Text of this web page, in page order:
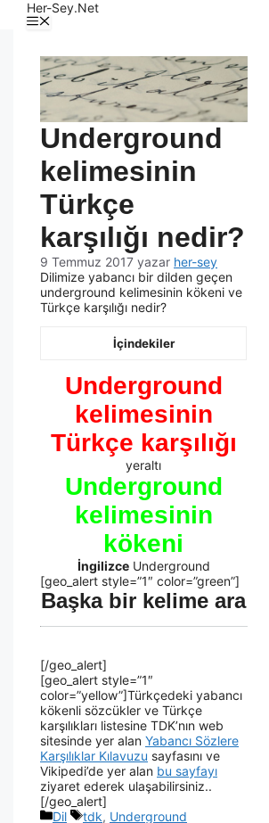
Her-Sey.Net
Underground
kelimesinin
Türkçe
karşılığı nedir?
9 Temmuz 2017 yazar her-sey
Dilimize yabancı bir dilden geçen
underground kelimesinin kökeni ve
Türkçe karşılığı nedir?
İçindekiler
Underground
kelimesinin
Türkçe karşılığı
yeraltı
Underground
kelimesinin
kökeni
İngilizceUnderground
[geo_alert style=”1″ color=”green”]
Başka bir kelime ara
[/geo_alert]
[geo_alert style=”1″
color=”yellow”]Türkçedeki yabancı
kökenli sözcükler ve Türkçe
karşılıkları listesine TDK’nın web
sitesinde yer alan Yabancı Sözlere
Karşılıklar Kılavuzu sayfasını ve
Vikipedi’de yer alan bu sayfayı
ziyaret ederek ulaşabilirsiniz..
[/geo_alert]
Dil
tdk, Underground